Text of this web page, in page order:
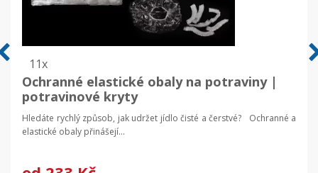
11x
Ochranné elastické obaly na potraviny |
potravinové kryty
Hledáte rychlý způsob, jak udržet jídlo čisté a čerstvé? Ochranné a
elastické obaly přinášejí...